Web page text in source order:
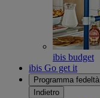
ibis budget
ibis Go get it
Programma fedeltà
Indietro